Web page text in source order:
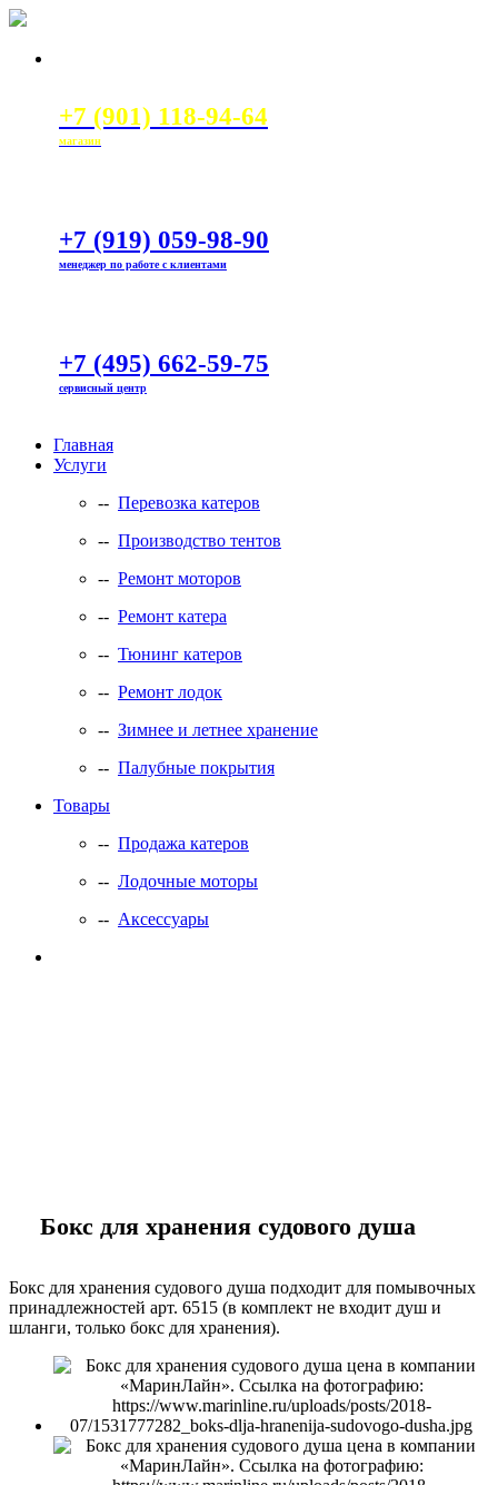
+7 (901) 118-94-64
магазин
+7 (919) 059-98-90
менеджер по работе с клиентами
+7 (495) 662-59-75
сервисный центр
Главная
Услуги
-- Перевозка катеров
-- Производство тентов
-- Ремонт моторов
-- Ремонт катера
-- Тюнинг катеров
-- Ремонт лодок
-- Зимнее и летнее хранение
-- Палубные покрытия
Товары
-- Продажа катеров
-- Лодочные моторы
-- Аксессуары
Бокс для хранения судового душа
Бокс для хранения судового душа подходит для помывочных
принадлежностей арт. 6515 (в комплект не входит душ и
шланги, только бокс для хранения).